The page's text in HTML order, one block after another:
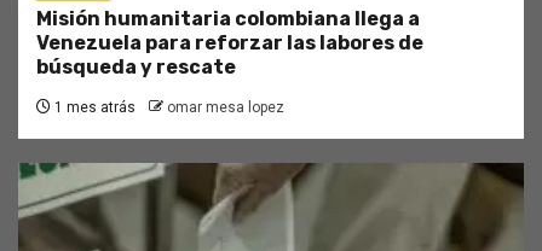
Misión humanitaria colombiana llega a
Venezuela para reforzar las labores de
búsqueda y rescate
1 mes atrás omar mesa lopez